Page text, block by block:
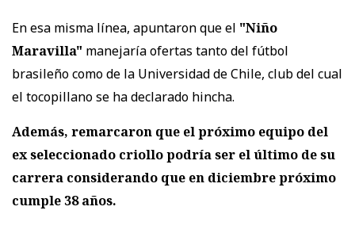
En esa misma línea, apuntaron que el "Niño
Maravilla" manejaría ofertas tanto del fútbol
brasileño como de la Universidad de Chile, club del cual
el tocopillano se ha declarado hincha.
Además, remarcaron que el próximo equipo del
ex seleccionado criollo podría ser el último de su
carrera considerando que en diciembre próximo
cumple 38 años.